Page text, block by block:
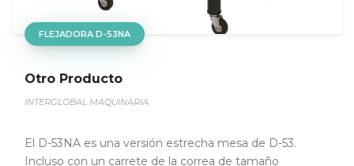
FLEJADORA D-53NA
Otro Producto
INTERGLOBAL MAQUINARIA
El D-53NA es una versión estrecha mesa de D-53.
Incluso con un carrete de la correa de tamaño